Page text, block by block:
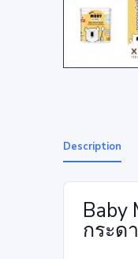
Description
Baby
กระด